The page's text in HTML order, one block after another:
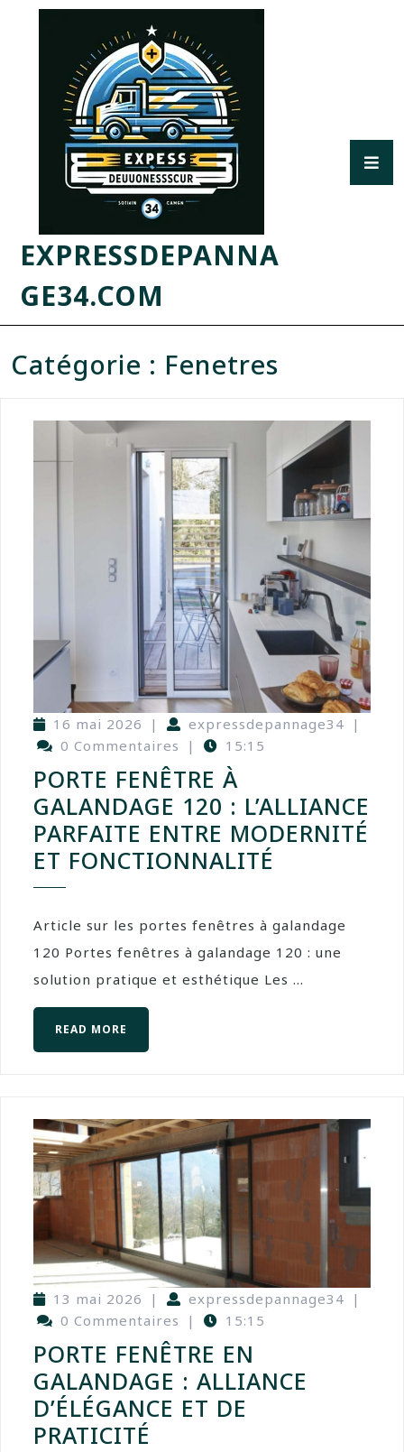
EXPRESSDEPANNA
GE34.COM
Catégorie : Fenetres
16 mai 2026 | expressdepannage34 |
0 Commentaires
| 15:15
PORTE FENÊTRE À
GALANDAGE 120 : L’ALLIANCE
PARFAITE ENTRE MODERNITÉ
ET FONCTIONNALITÉ
Article sur les portes fenêtres à galandage
120 Portes fenêtres à galandage 120 : une
solution pratique et esthétique Les ...
READ MORE
13 mai 2026 | expressdepannage34 |
0 Commentaires
| 15:15
PORTE FENÊTRE EN
GALANDAGE : ALLIANCE
D’ÉLÉGANCE ET DE
PRATICITÉ